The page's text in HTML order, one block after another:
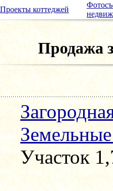
Проекты коттеджей
Продажа
Участок